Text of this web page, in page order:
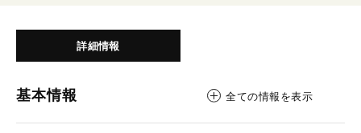
詳細情報
基本情報 全ての情報を表示